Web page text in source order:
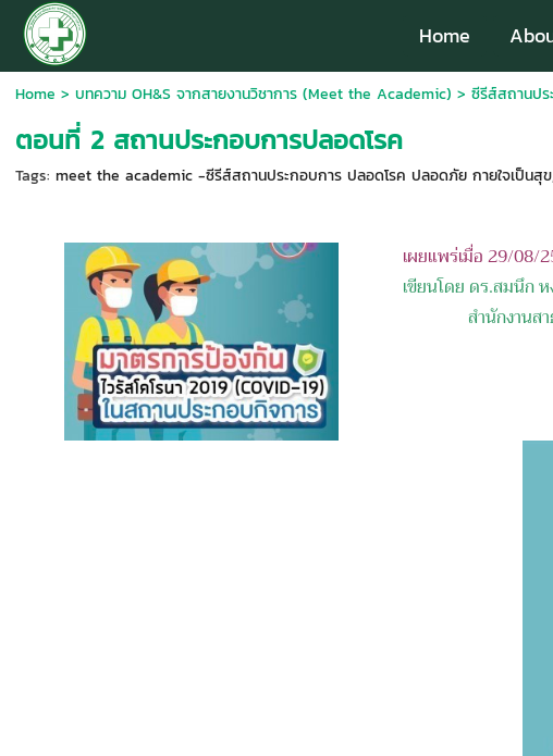
Home
Home > บทความ OH&S จากสายงานวิชาการ (Meet the Academic) > ซีรีส์สถานปร
ตอนที่ 2 สถานประกอบการปลอดโรค
Tags: meet the academic -ซีรีส์สถานประกอบการ ปลอดโรค ปลอดภัย กายใจเป็นสุข
เผยแพร่เมื่อ 29/08/
เขียนโดย ดร.สมนึก
สำนักงานส